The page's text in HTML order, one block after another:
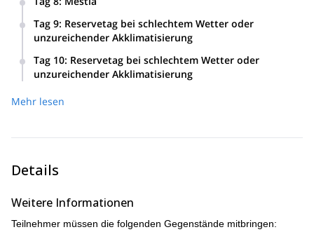
Danach kehren wir für die Nacht zum Biwak zurück.
wandern dann zum Dorf Becho und fahren nach Mestia, wo
wir die Nacht in einem Gästehaus verbringen werden.
Tag 9: Reservetag bei schlechtem Wetter oder
unzureichender Akklimatisierung
Tag 10: Reservetag bei schlechtem Wetter oder
unzureichender Akklimatisierung
Mehr lesen
Details
Weitere Informationen
Teilnehmer müssen die folgenden Gegenstände mitbringen: